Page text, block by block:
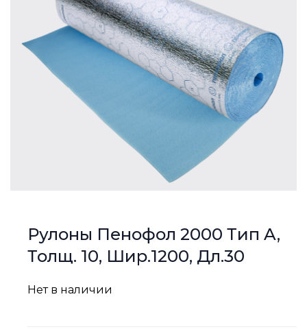
Рулоны Пенофол 2000 Тип A,
Толщ. 10, Шир.1200, Дл.30
Нет в наличии